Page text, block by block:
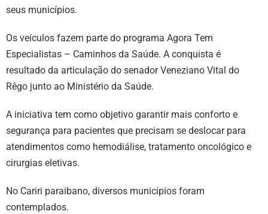
seus municípios.
Os veículos fazem parte do programa Agora Tem
Especialistas – Caminhos da Saúde. A conquista é
resultado da articulação do senador Veneziano Vital do
Rêgo junto ao Ministério da Saúde.
A iniciativa tem como objetivo garantir mais conforto e
segurança para pacientes que precisam se deslocar para
atendimentos como hemodiálise, tratamento oncológico e
cirurgias eletivas.
No Cariri paraibano, diversos municípios foram
contemplados.